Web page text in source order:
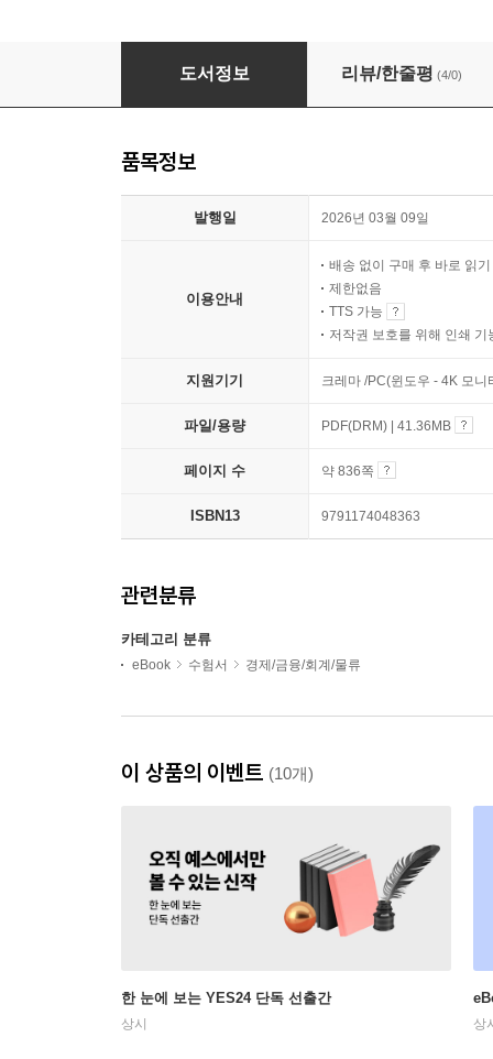
2026 해커스 투자자산운용사 최종 실전모의고
도서정보 리뷰/한줄평 (4/0)
품목정보
발행일 2026년 03월 09일
이용안내
배송 없이 구매 후 바로 읽기
제한없음
TTS 가능
저작권 보호를 위해 인쇄 기
지원기기 크레마 /PC(윈도우 - 4K 모
파일/용량 PDF(DRM) | 41.36MB
페이지 수 약 836쪽
ISBN13 9791174048363
관련분류
카테고리 분류
eBook 수험서 경제/금융/회계/물류
이 상품의 이벤트 (10개)
한 눈에 보는 YES24 단독 선출간
상시 상